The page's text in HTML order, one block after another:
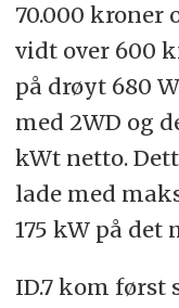
70.000 kroner
vidt over 600
på drøyt 680
med 2WD og
kWt netto.
lade med
175 kW på
ID.7 kom først